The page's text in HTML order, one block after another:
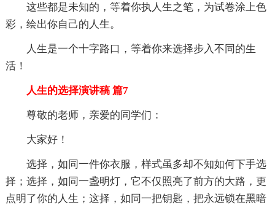
这些都是未知的，等着你执人生之笔，为试卷涂上色
彩，绘出你自己的人生。
人生是一个十字路口，等着你来选择步入不同的生
活！
人生的选择演讲稿 篇7
尊敬的老师，亲爱的同学们：
大家好！
选择，如同一件你衣服，样式虽多却不知如何下手选
择；选择，如同一盏明灯，它不仅照亮了前方的大路，更
点明了你的人生；这择，如同一把钥匙，把永远锁在黑暗